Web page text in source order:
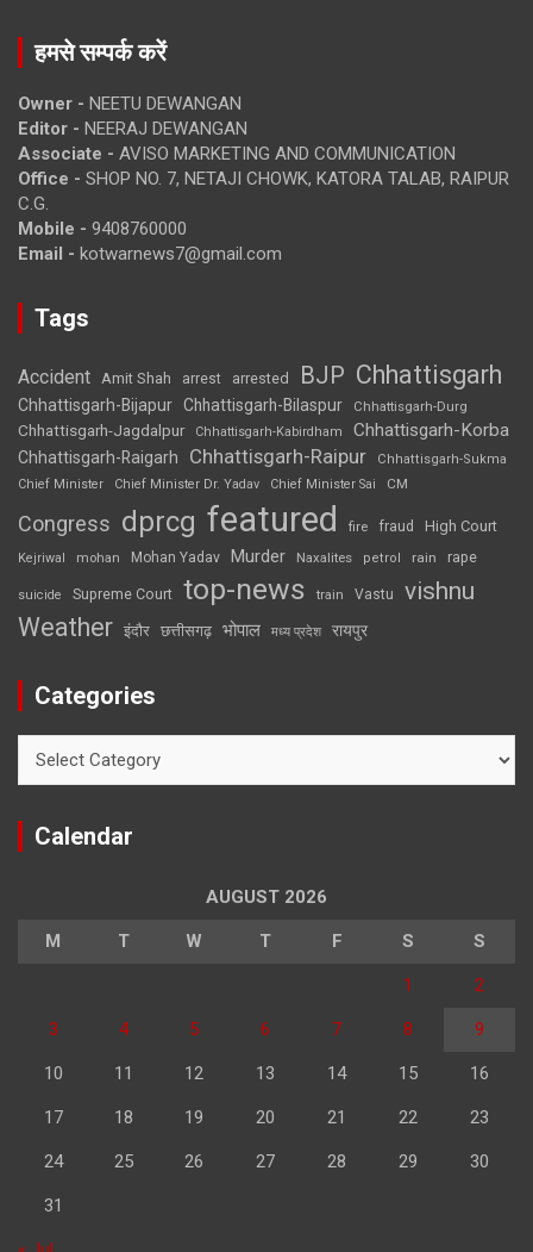
हमसे सम्पर्क करें
Owner - NEETU DEWANGAN
Editor - NEERAJ DEWANGAN
Associate - AVISO MARKETING AND COMMUNICATION
Office - SHOP NO. 7, NETAJI CHOWK, KATORA TALAB, RAIPUR
C.G.
Mobile - 9408760000
Email - kotwarnews7@gmail.com
Tags
Accident Amit Shah arrest arrested BJP Chhattisgarh
Chhattisgarh-Bijapur Chhattisgarh-Bilaspur Chhattisgarh-Durg
Chhattisgarh-Jagdalpur Chhattisgarh-Kabirdham Chhattisgarh-Korba
Chhattisgarh-Raigarh Chhattisgarh-Raipur
Chhattisgarh-Sukma
Chief Minister
Chief Minister Dr. Yadav Chief Minister Sai CM
Congress dprcg featured fire fraud High Court
Kejriwal mohan Mohan Yadav Murder Naxalites petrol rain rape
suicide Supreme Court top-news train Vastu vishnu
Weather इंदौर छत्तीसगढ़ भोपाल मध्य प्रदेश रायपुर
Categories
Calendar
AUGUST 2026
M T W T F S S
1 2
3 4 5 6 7 8 9
10 11 12 13 14 15 16
17 18 19 20 21 22 23
24 25 26 27 28 29 30
31